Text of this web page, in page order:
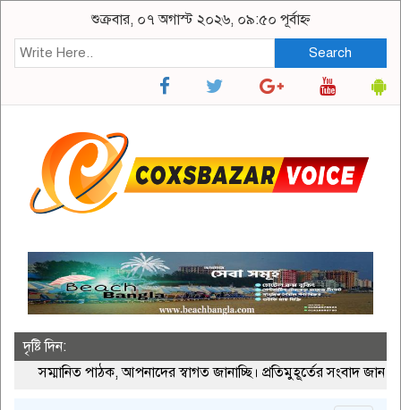
শুক্রবার, ০৭ অগাস্ট ২০২৬, ০৯:৫০ পূর্বাহ্ন
Search
দৃষ্টি দিন:
পাঠক, আপনাদের স্বাগত জানাচ্ছি। প্রতিমুহূর্তের সংবাদ জানতে